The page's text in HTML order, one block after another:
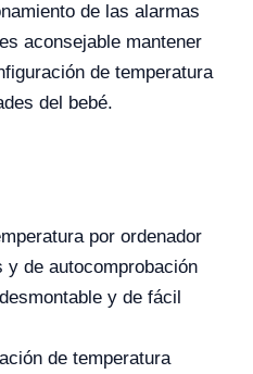
de las alarmas
aconsejable mantener
de temperatura
del bebé.
por ordenador
y de autocomprobación
y de fácil
de temperatura